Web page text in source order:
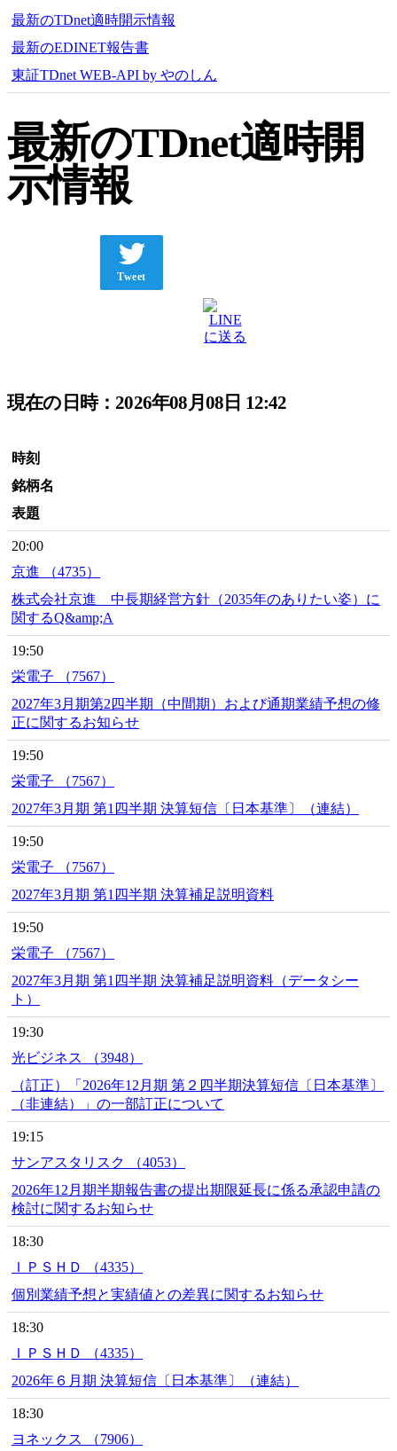
最新のTDnet適時開示情報
最新のEDINET報告書
東証TDnet WEB-API by やのしん
最新のTDnet適時開
示情報
Tweet
現在の日時：2026年08月08日 12:42
時刻
銘柄名
表題
20:00
京進 （4735）
株式会社京進 中長期経営方針（2035年のありたい姿）に
関するQ&amp;A
19:50
栄電子 （7567）
2027年3月期第2四半期（中間期）および通期業績予想の修
正に関するお知らせ
19:50
栄電子 （7567）
2027年3月期 第1四半期 決算短信〔日本基準〕（連結）
19:50
栄電子 （7567）
2027年3月期 第1四半期 決算補足説明資料
19:50
栄電子 （7567）
2027年3月期 第1四半期 決算補足説明資料（データシー
ト）
19:30
光ビジネス （3948）
（訂正）「2026年12月期 第２四半期決算短信〔日本基準〕
（非連結）」の一部訂正について
19:15
サンアスタリスク （4053）
2026年12月期半期報告書の提出期限延長に係る承認申請の
検討に関するお知らせ
18:30
ＩＰＳＨＤ （4335）
個別業績予想と実績値との差異に関するお知らせ
18:30
ＩＰＳＨＤ （4335）
2026年６月期 決算短信〔日本基準〕（連結）
18:30
ヨネックス （7906）